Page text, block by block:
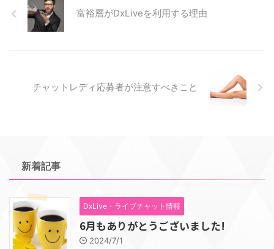
富裕層がDxLiveを利用する理由
チャットレディ応募者が注意すべきこと
新着記事
DxLive・ライブチャット情報
6月もありがとうございました!
2024/7/1